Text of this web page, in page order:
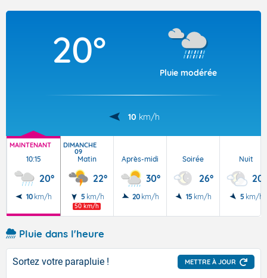
Articles
20°
Pluie modérée
10 km/h
MAINTENANT
10:15
20°
10 km/h
DIMANCHE
09
Matin
22°
5 km/h
50 km/h
Après-midi
30°
20 km/h
Soirée
26°
15 km/h
Nuit
20°
5 km/h
Pluie dans l'heure
Sortez votre parapluie ! METTRE À JOUR